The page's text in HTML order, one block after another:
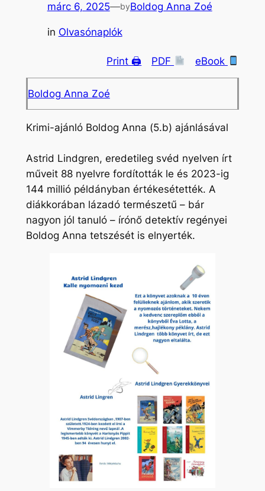
márc 6, 2025—byBoldog Anna Zoé
in Olvasónaplók
Print 🖨 PDF eBook
Boldog Anna Zoé
Krimi-ajánló Boldog Anna (5.b) ajánlásával
Astrid Lindgren, eredetileg svéd nyelven írt
műveit 88 nyelvre fordították le és 2023-ig
144 millió példányban értékesétették. A
diákkorában lázadó természetű – bár
nagyon jól tanuló – írónő detektív regényei
Boldog Anna tetszését is elnyerték.